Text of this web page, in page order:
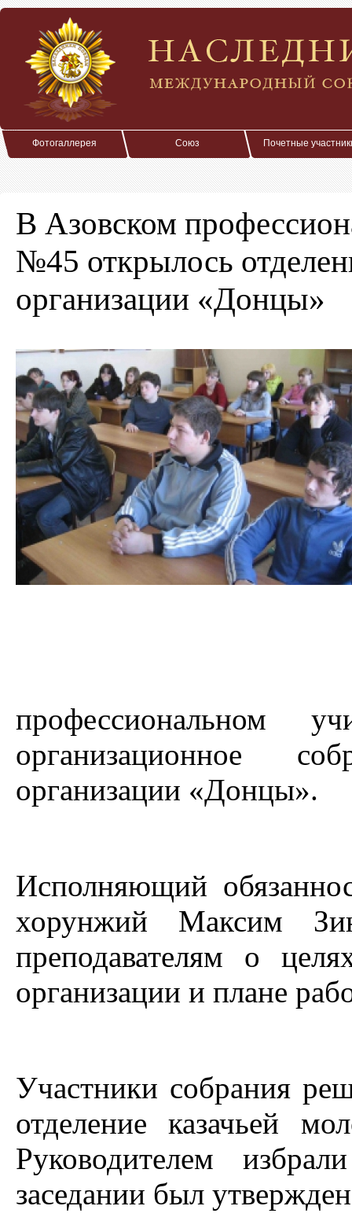
Фотогаллерея Союз Почетные
В Азовском
№45 открылось
организации «Донцы»
организационное
организации «Донцы».
Исполняющий
хорунжий Максим
преподавателям о
организации и плане
Участники собрания
отделение казачьей
Руководителем
заседании был